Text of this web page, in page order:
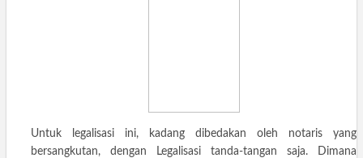
Untuk legalisasi ini, kadang dibedakan oleh notaris yang
bersangkutan, dengan Legalisasi tanda-tangan saja. Dimana